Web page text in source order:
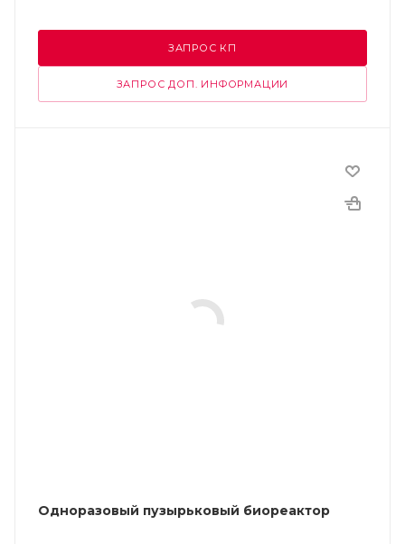
ЗАПРОС КП
ЗАПРОС ДОП. ИНФОРМАЦИИ
Одноразовый пузырьковый биореактор